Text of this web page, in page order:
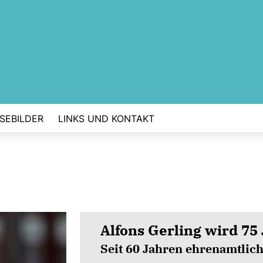
LINKS UND KONTAKT
Alfons Gerling wird 75
Seit 60 Jahren